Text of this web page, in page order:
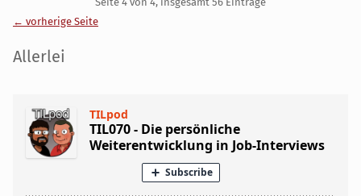
← vorherige Seite
Seitenleiste
Allerlei